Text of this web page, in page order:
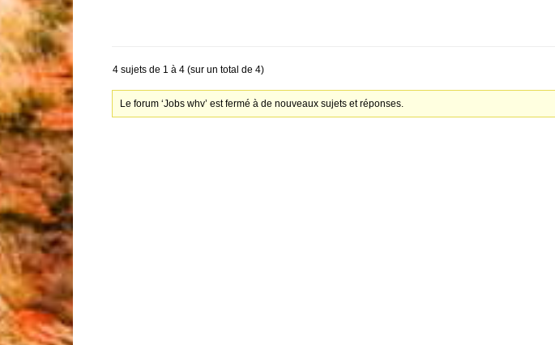
4 sujets de 1 à 4 (sur un total de 4)
Le forum ‘Jobs whv’ est fermé à de nouveaux sujets et réponses.